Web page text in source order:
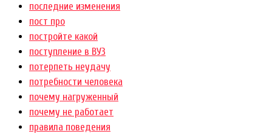
последние изменения
пост про
постройте какой
поступление в ВУЗ
потерпеть неудачу
потребности человека
почему нагруженный
почему не работает
правила поведения